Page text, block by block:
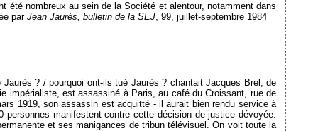
nombreux au sein de la Société et alentour, notamment dans
par Jean Jaurès, bulletin de la SEJ, 99, juillet-septembre 1984
? / pourquoi ont-ils tué Jaurès ? chantait Jacques Brel, de
impérialiste, est assassiné à Paris, au café du Croissant, rue de
1919, son assassin est acquitté - il aurait bien rendu service à
manifestent contre cette décision de justice dévoyée.
et ses manigances de tribun télévisuel. On voit toute la